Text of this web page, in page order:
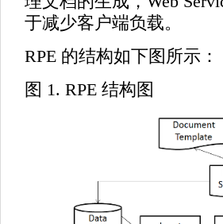
于减少客户端负载。
RPE 的结构如下图所示：
图 1. RPE 结构图